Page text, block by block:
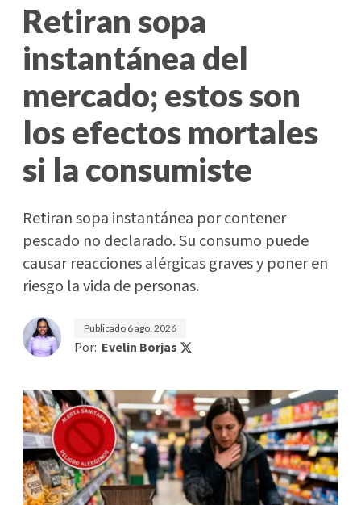
Retiran sopa
instantánea del
mercado; estos son
los efectos mortales
si la consumiste
Retiran sopa instantánea por contener
pescado no declarado. Su consumo puede
causar reacciones alérgicas graves y poner en
riesgo la vida de personas.
Publicado 6 ago. 2026
Por: Evelin Borjas